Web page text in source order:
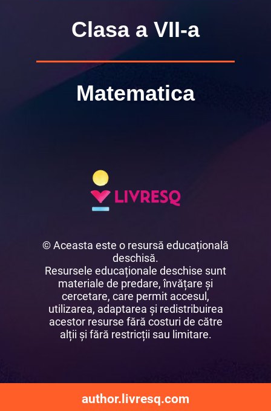
Clasa a VII-a
Matematica
© Aceasta este o resursă educațională
deschisă.
Resursele educaționale deschise sunt
materiale de predare, învățare și
cercetare, care permit accesul,
utilizarea, adaptarea și redistribuirea
acestor resurse fără costuri de către
alții și fără restricții sau limitare.
author.livresq.com